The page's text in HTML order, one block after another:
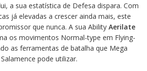
a sua estatística de Defesa dispara. Com
já elevadas a crescer ainda mais, este
que nunca. A sua Ability Aerilate
os movimentos Normal-type em Flying-
as ferramentas de batalha que Mega
Salamence pode utilizar.